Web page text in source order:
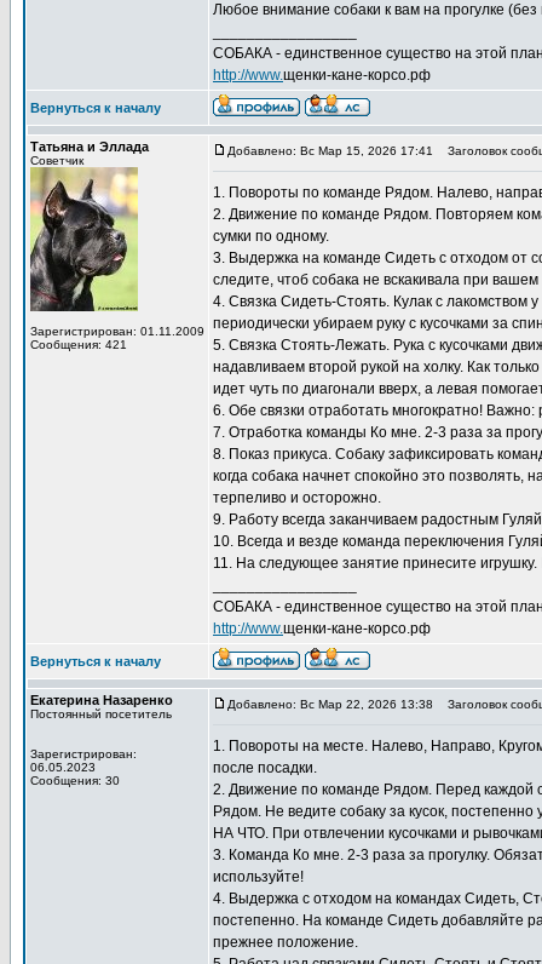
Любое внимание собаки к вам на прогулке
СОБАКА - единственное существо на этой
http://www.щенки-кане-корсо.рф
Вернуться к началу
Татьяна и Эллада
Советчик
Зарегистрирован: 01.11.2009
Сообщения: 421
Добавлено: Вс Мар 15, 2026 17:41 Заголовок
1. Повороты по команде Рядом. Налево,
2. Движение по команде Рядом. Повторяем
сумки по одному.
3. Выдержка на команде Сидеть с отходом от
следите, чтоб собака не вскакивала при
4. Связка Сидеть-Стоять. Кулак с
периодически убираем руку с кусочками за
5. Связка Стоять-Лежать. Рука с кусочками
надавливаем второй рукой на холку. Как
идет чуть по диагонали вверх, а левая
6. Обе связки отработать многократно! Важно:
7. Отработка команды Ко мне. 2-3 раза за
8. Показ прикуса. Собаку зафиксировать
когда собака начнет спокойно это
терпеливо и осторожно.
9. Работу всегда заканчиваем радостным
10. Всегда и везде команда переключения
11. На следующее занятие принесите
СОБАКА - единственное существо на этой
http://www.щенки-кане-корсо.рф
Вернуться к началу
Екатерина Назаренко
Постоянный посетитель
Зарегистрирован:
06.05.2023
Сообщения: 30
Добавлено: Вс Мар 22, 2026 13:38 Заголовок
1. Повороты на месте. Налево, Направо,
после посадки.
2. Движение по команде Рядом. Перед каждой
Рядом. Не ведите собаку за кусок,
НА ЧТО. При отвлечении кусочками и
3. Команда Ко мне. 2-3 раза за прогулку.
используйте!
4. Выдержка с отходом на командах Сидеть,
постепенно. На команде Сидеть добавляйте
прежнее положение.